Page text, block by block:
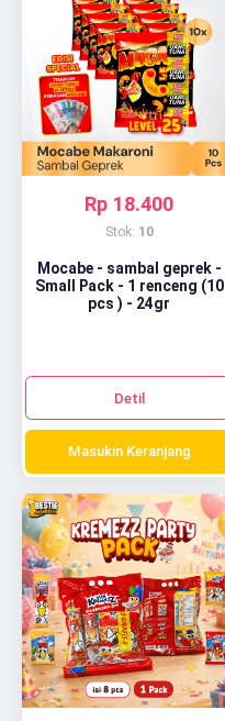
Rp 18.400
Stok: 10
Mocabe - sambal geprek -
Small Pack - 1 renceng (10
pcs ) - 24gr
Detil
Masukin Keranjang